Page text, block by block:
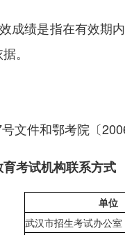
绩是指在有效期内
。
件和鄂考院〔
考试机构联系方式
单位
武汉市招生考试办公室